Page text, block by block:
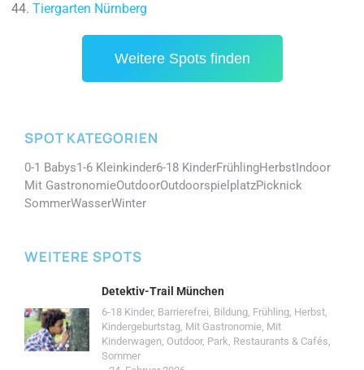
Tiergarten Nürnberg
Weitere Spots finden
SPOT KATEGORIEN
0-1 Babys1-6 Kleinkinder6-18 KinderFrühlingHerbstIndoor
Mit GastronomieOutdoorOutdoorspielplatzPicknick
SommerWasserWinter
WEITERE SPOTS
Detektiv-Trail München
6-18 Kinder, Barrierefrei, Bildung, Frühling, Herbst,
Kindergeburtstag, Mit Gastronomie, Mit
Kinderwagen, Outdoor, Park, Restaurants & Cafés,
Sommer